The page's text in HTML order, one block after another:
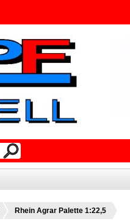
Rhein Agrar Palette 1:22,5